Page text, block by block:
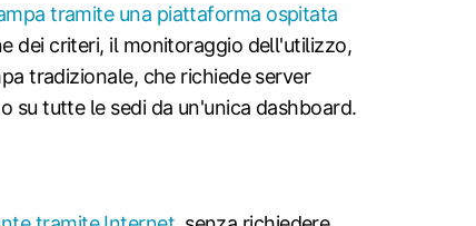
tramite una piattaforma ospitata
dei criteri, il monitoraggio dell'utilizzo,
tradizionale, che richiede server
su tutte le sedi da un'unica dashboard.